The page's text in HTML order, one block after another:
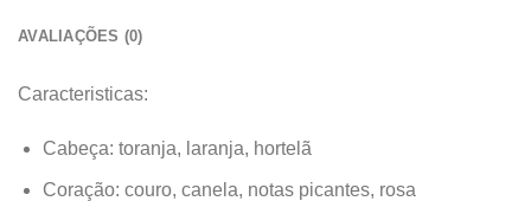
AVALIAÇÕES (0)
Caracteristicas:
Cabeça: toranja, laranja, hortelã
Coração: couro, canela, notas picantes, rosa